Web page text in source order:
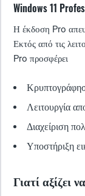
Windows 11
Η έκδοση Pro
Εκτός από τις
Pro προσφέρει
Λειτουργία
Διαχείριση
Υποστήριξη
Γιατί αξίζει